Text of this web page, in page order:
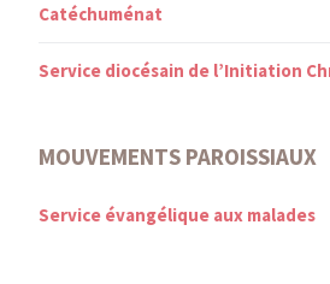
Catéchuménat
Service diocésain de l’Initiation
MOUVEMENTS PAROISSIAUX
Service évangélique aux malades